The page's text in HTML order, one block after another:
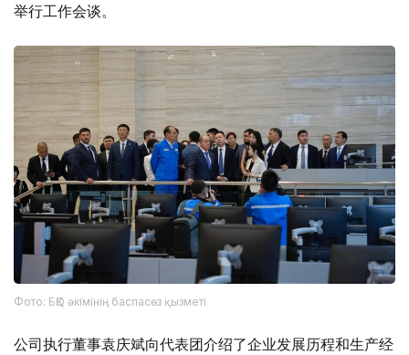
举行工作会谈。
Фото: БҚО әкімінің баспасөз қызметі
公司执行董事袁庆斌向代表团介绍了企业发展历程和生产经